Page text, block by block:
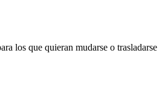
los que quieran mudarse o trasladarse